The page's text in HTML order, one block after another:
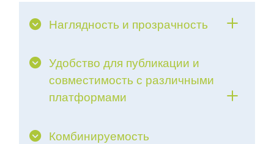
Наглядность и прозрачность
Удобство для публикации и
совместимость с различными
платформами
Комбинируемость